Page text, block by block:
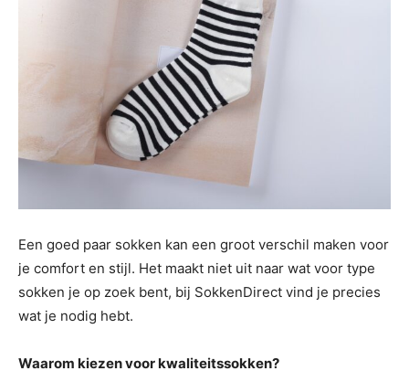
Een goed paar sokken kan een groot verschil maken voor
je comfort en stijl. Het maakt niet uit naar wat voor type
sokken je op zoek bent, bij SokkenDirect vind je precies
wat je nodig hebt.
Waarom kiezen voor kwaliteitssokken?